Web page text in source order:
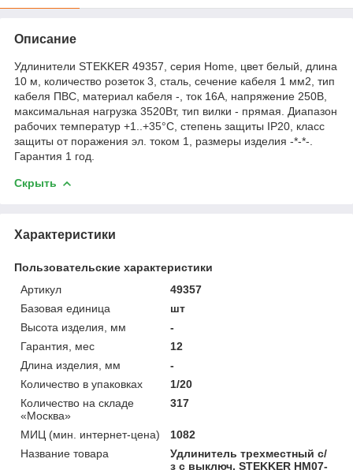
Описание
Удлинители STEKKER 49357, серия Home, цвет белый, длина
10 м, количество розеток 3, сталь, сечение кабеля 1 мм2, тип
кабеля ПВС, материал кабеля -, ток 16А, напряжение 250В,
максимальная нагрузка 3520Вт, тип вилки - прямая. Диапазон
рабочих температур +1..+35°C, степень защиты IP20, класс
защиты от поражения эл. током 1, размеры изделия -*-*-.
Гарантия 1 год.
Скрыть
Характеристики
Пользовательские характеристики
Артикул
49357
Базовая единица
шт
Высота изделия, мм
-
Гарантия, мес
12
Длина изделия, мм
-
Количество в упаковках
1/20
Количество на складе
«Москва»
317
МИЦ (мин. интернет-цена)
1082
Название товара
Удлинитель трехместный с/
з с выключ. STEKKER HM07-